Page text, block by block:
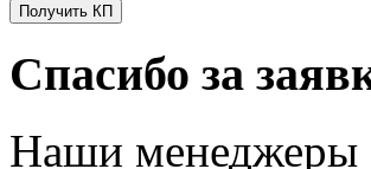
Получить КП
Спасибо за
Наши менеджеры